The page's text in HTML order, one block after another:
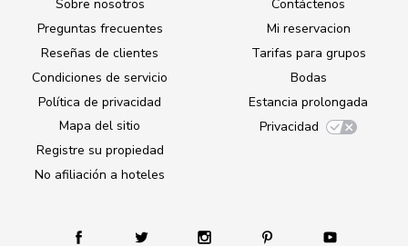
Sobre nosotros
Preguntas frecuentes
Reseñas de clientes
Condiciones de servicio
Política de privacidad
Mapa del sitio
Registre su propiedad
No afiliación a hoteles
Contáctenos
Mi reservacion
Tarifas para grupos
Bodas
Estancia prolongada
Privacidad